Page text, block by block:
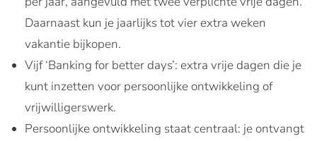
Daarnaast kun je jaarlijks tot vier extra weken
vakantie bijkopen.
Vijf ‘Banking for better days’: extra vrije dagen die je
kunt inzetten voor persoonlijke ontwikkeling of
vrijwilligerswerk.
Persoonlijke ontwikkeling staat centraal: je ontvangt